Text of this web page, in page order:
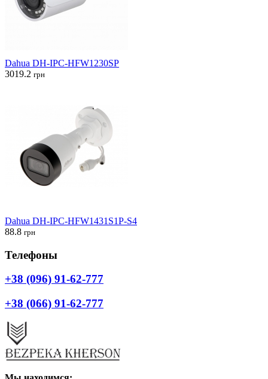
Dahua DH-IPC-HFW1230SP
3019.2 грн
Dahua DH-IPC-HFW1431S1P-S4
88.8 грн
Телефоны
+38 (096) 91-62-777
+38 (066) 91-62-777